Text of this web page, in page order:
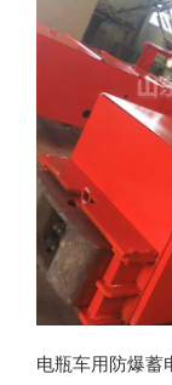
电瓶车用防爆蓄